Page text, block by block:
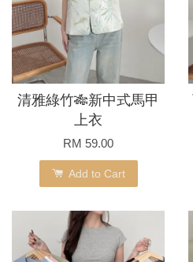
清雅綠竹🎋新中式馬甲
上衣
RM 59.00
Add to Cart